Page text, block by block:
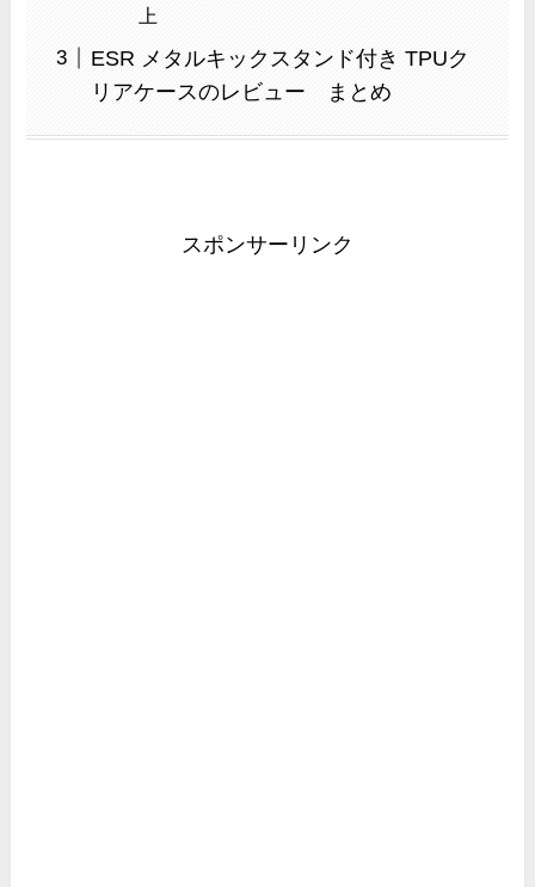
上
ESR メタルキックスタンド付き TPUク
リアケースのレビュー まとめ
スポンサーリンク